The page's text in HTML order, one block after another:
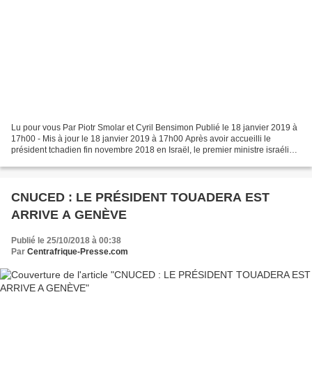
Lu pour vous Par Piotr Smolar et Cyril Bensimon Publié le 18 janvier 2019 à
17h00 - Mis à jour le 18 janvier 2019 à 17h00 Après avoir accueilli le
président tchadien fin novembre 2018 en Israël, le premier ministre israélien
CNUCED : LE PRÉSIDENT TOUADERA EST
ARRIVE A GENÈVE
Publié le 25/10/2018 à 00:38
Par Centrafrique-Presse.com